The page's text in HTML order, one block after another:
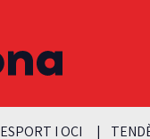
ESPORT I OCI